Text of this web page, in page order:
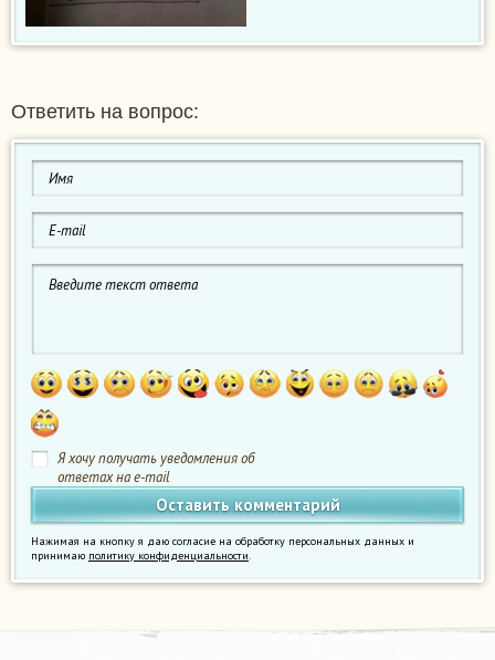
Ответить на вопрос:
Я хочу получать уведомления об
ответах на e-mail
Нажимая на кнопку я даю согласие на обработку персональных данных и
принимаю политику конфиденциальности.